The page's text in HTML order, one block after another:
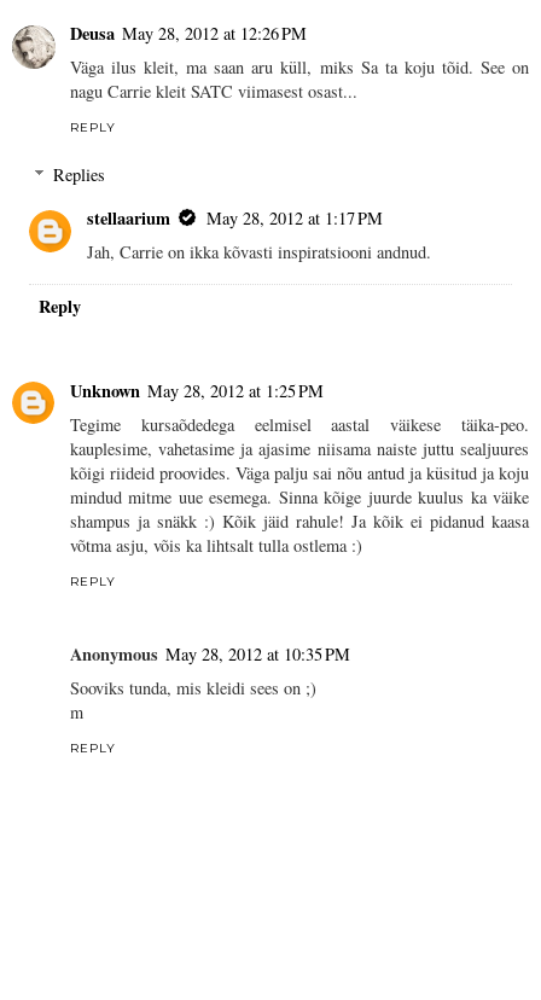
Deusa May 28, 2012 at 12:26 PM
Väga ilus kleit, ma saan aru küll, miks Sa ta koju tõid. See on
nagu Carrie kleit SATC viimasest osast...
REPLY
Replies
stellaarium
May 28, 2012 at 1:17 PM
Jah, Carrie on ikka kõvasti inspiratsiooni andnud.
Reply
Unknown May 28, 2012 at 1:25 PM
Tegime kursaõdedega eelmisel aastal väikese täika-peo.
kauplesime, vahetasime ja ajasime niisama naiste juttu sealjuures
kõigi riideid proovides. Väga palju sai nõu antud ja küsitud ja koju
mindud mitme uue esemega. Sinna kõige juurde kuulus ka väike
shampus ja snäkk :) Kõik jäid rahule! Ja kõik ei pidanud kaasa
võtma asju, võis ka lihtsalt tulla ostlema :)
REPLY
Anonymous May 28, 2012 at 10:35 PM
Sooviks tunda, mis kleidi sees on ;)
m
REPLY